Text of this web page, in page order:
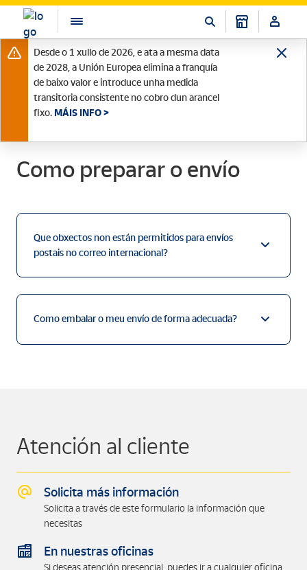
Desde o 1 xullo de 2026, e ata a mesma data
de 2028, a Unión Europea elimina a franquía
de baixo valor e introduce unha medida
transitoria consistente no cobro dun arancel
fixo. MÁIS INFO >
Como preparar o envío
Que obxectos non están permitidos para envíos
postais no correo internacional?
Como embalar o meu envío de forma adecuada?
Atención al cliente
Solicita más información
Solicita a través de este formulario la información que
necesitas
En nuestras oficinas
Si deseas atención presencial, puedes ir a cualquier oficina